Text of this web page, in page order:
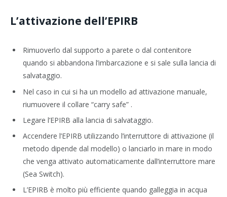
L’attivazione dell’EPIRB
Rimuoverlo dal supporto a parete o dal contenitore
quando si abbandona l’imbarcazione e si sale sulla lancia di
salvataggio.
Nel caso in cui si ha un modello ad attivazione manuale,
riumuovere il collare “carry safe” .
Legare l’EPIRB alla lancia di salvataggio.
Accendere l’EPIRB utilizzando l’interruttore di attivazione (il
metodo dipende dal modello) o lanciarlo in mare in modo
che venga attivato automaticamente dall’interruttore mare
(Sea Switch).
L’EPIRB è molto più efficiente quando galleggia in acqua